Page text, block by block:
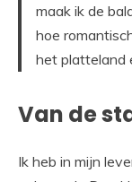
maak ik de
hoe
het platteland
Van de
Ik heb in mijn